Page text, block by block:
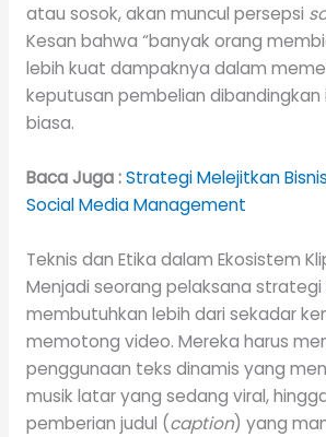
atau sosok, akan muncul persepsi
Kesan bahwa “banyak orang
lebih kuat dampaknya dalam
keputusan pembelian dibandingkan
biasa.
Baca Juga :Strategi Melejitkan
Social Media Management
Teknis dan Etika dalam Ekosistem
Menjadi seorang pelaksana strategi
membutuhkan lebih dari sekadar
memotong video. Mereka harus
penggunaan teks dinamis yang
musik latar yang sedang viral,
pemberian judul (caption) yang